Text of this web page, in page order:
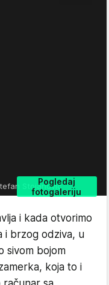
Pogledaj
fotogaleriju
Stojanović
i kada otvorimo
i brzog odziva, u
sivom bojom
koja to i